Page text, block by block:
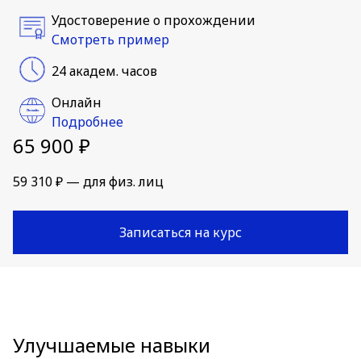
Удостоверение о прохождении
Смотреть пример
24 академ. часов
Онлайн
Подробнее
65 900 ₽
59 310 ₽ — для физ. лиц
Записаться на курс
Улучшаемые навыки